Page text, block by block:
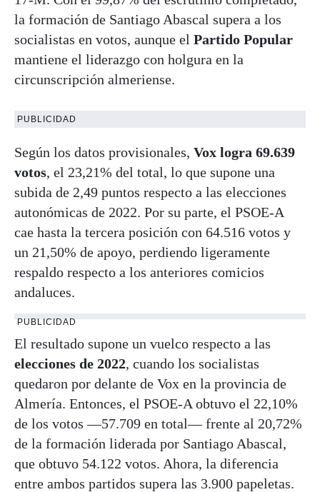
la formación de Santiago Abascal supera a los
socialistas en votos, aunque el Partido Popular
mantiene el liderazgo con holgura en la
circunscripción almeriense.
PUBLICIDAD
Según los datos provisionales, Vox logra 69.639
votos, el 23,21% del total, lo que supone una
subida de 2,49 puntos respecto a las elecciones
autonómicas de 2022. Por su parte, el PSOE-A
cae hasta la tercera posición con 64.516 votos y
un 21,50% de apoyo, perdiendo ligeramente
respaldo respecto a los anteriores comicios
andaluces.
PUBLICIDAD
El resultado supone un vuelco respecto a las
elecciones de 2022, cuando los socialistas
quedaron por delante de Vox en la provincia de
Almería. Entonces, el PSOE-A obtuvo el 22,10%
de los votos —57.709 en total— frente al 20,72%
de la formación liderada por Santiago Abascal,
que obtuvo 54.122 votos. Ahora, la diferencia
entre ambos partidos supera las 3.900 papeletas.